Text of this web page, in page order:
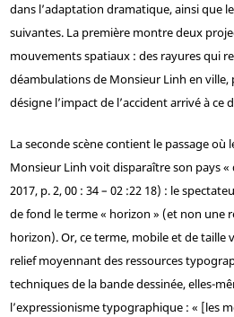
dans l’adaptation dramatique, ainsi que
suivantes. La première montre deux
mouvements spatiaux : des rayures qui
déambulations de Monsieur Linh en
désigne l’impact de l’accident arrivé à ce
La seconde scène contient le passage
Monsieur Linh voit disparaître son pays «
2017, p. 2, 00 : 34 – 02 :22 18) : le
de fond le terme « horizon » (et non une
horizon). Or, ce terme, mobile et de taille
relief moyennant des ressources
techniques de la bande dessinée, elles-
l’expressionisme typographique : « [les